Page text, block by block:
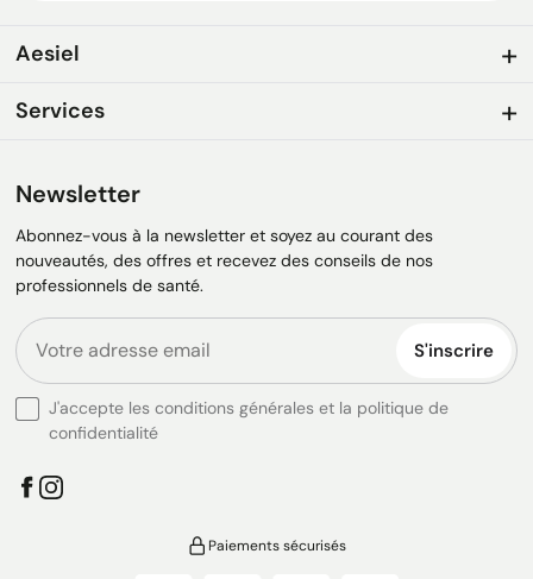
Aesiel
Services
Newsletter
Abonnez-vous à la newsletter et soyez au courant des
nouveautés, des offres et recevez des conseils de nos
professionnels de santé.
S'inscrire
J'accepte les conditions générales et la politique de
confidentialité
Paiements sécurisés